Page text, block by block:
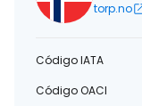
torp.no
Código IATA
Código OACI